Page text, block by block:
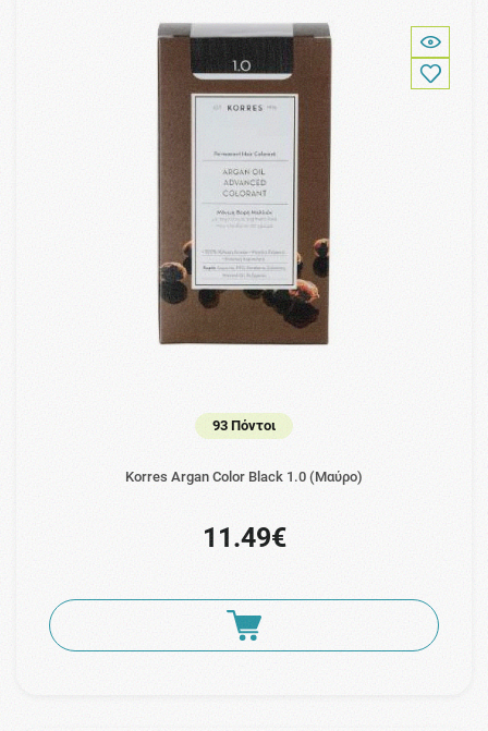
93 Πόντοι
Korres Argan Color Black 1.0 (Μαύρο)
11.49€